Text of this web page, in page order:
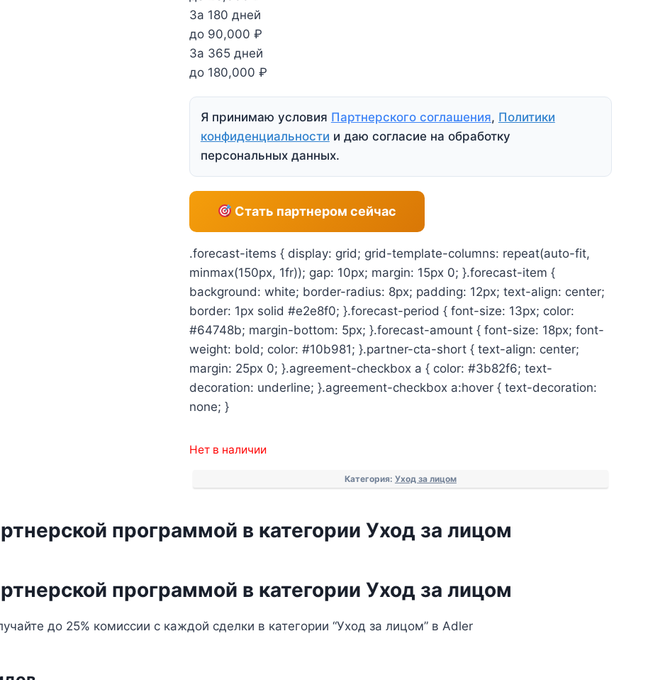
За 180 дней
до 90,000 ₽
За 365 дней
до 180,000 ₽
Я принимаю условия Партнерского соглашения, Политики
конфиденциальности и даю согласие на обработку
персональных данных.
Стать партнером сейчас
.forecast-items { display: grid; grid-template-columns: repeat(auto-fit,
minmax(150px, 1fr)); gap: 10px; margin: 15px 0; }.forecast-item {
background: white; border-radius: 8px; padding: 12px; text-align: center;
border: 1px solid #e2e8f0; }.forecast-period { font-size: 13px; color:
#64748b; margin-bottom: 5px; }.forecast-amount { font-size: 18px; font-
weight: bold; color: #10b981; }.partner-cta-short { text-align: center;
margin: 25px 0; }.agreement-checkbox a { color: #3b82f6; text-
decoration: underline; }.agreement-checkbox a:hover { text-decoration:
none; }
Нет в наличии
Категория: Уход за лицом
программой в категории Уход за лицом
программой в категории Уход за лицом
до 25% комиссии с каждой сделки в категории “Уход за лицом” в Adler